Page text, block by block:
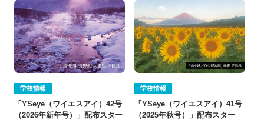
学校情報
「YSeye（ワイエスアイ）42号
（2026年新年号）」配布スター
学校情報
「YSeye（ワイエスアイ）41号
（2025年秋号）」配布スター